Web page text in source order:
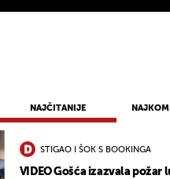
NAJČITANIJE
STIGAO I ŠOK S BOOKINGA
VIDEO Gošća izazvala požar